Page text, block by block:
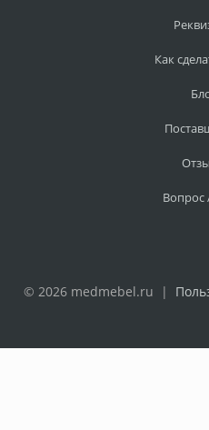
Как
Вопрос
© 2026 medmebel.ru |